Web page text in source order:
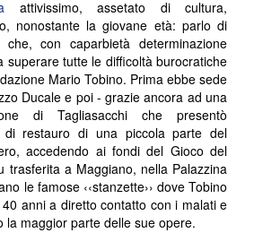
attivissimo, assetato di cultura,
nonostante la giovane età: parlo di
che, con caparbietà determinazione
superare tutte le difficoltà burocratiche
Mario Tobino. Prima ebbe sede
Ducale e poi - grazie ancora ad una
di Tagliasacchi che presentò
di restauro di una piccola parte del
accedendo ai fondi del Gioco del
trasferita a Maggiano, nella Palazzina
le famose ‹‹stanzette›› dove Tobino
anni a diretto contatto con i malati e
la maggior parte delle sue opere.